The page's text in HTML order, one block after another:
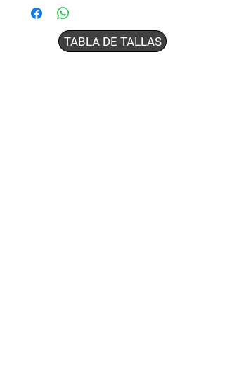
TABLA DE TALLAS